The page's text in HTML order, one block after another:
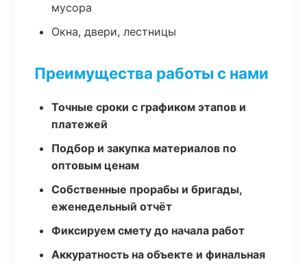
мусора
Окна, двери, лестницы
Преимущества работы с нами
Точные сроки с графиком этапов и
платежей
Подбор и закупка материалов по
оптовым ценам
Собственные прорабы и бригады,
еженедельный отчёт
Фиксируем смету до начала работ
Аккуратность на объекте и финальная